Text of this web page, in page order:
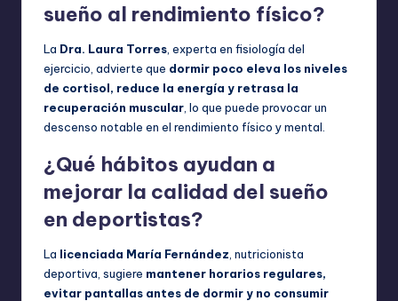
sueño al rendimiento físico?
La Dra. Laura Torres , experta en fisiología del
ejercicio, advierte que dormir poco eleva los niveles
de cortisol, reduce la energía y retrasa la
recuperación muscular , lo que puede provocar un
descenso notable en el rendimiento físico y mental.
¿Qué hábitos ayudan a
mejorar la calidad del sueño
en deportistas?
La licenciada María Fernández , nutricionista
deportiva, sugiere mantener horarios regulares,
evitar pantallas antes de dormir y no consumir